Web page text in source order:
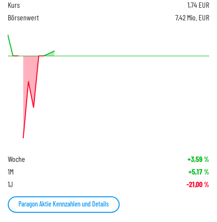
Kurs 1,74 EUR
Börsenwert
7,42 Mio. EUR
Woche +3,59%
1M +5,17%
1J -21,00%
Paragon Aktie Kennzahlen und Details